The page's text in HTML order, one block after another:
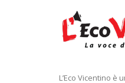
L’Eco Vicentino è